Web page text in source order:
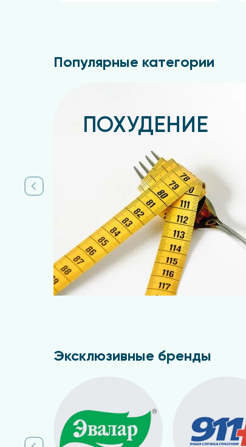
Популярные категории
ПОХУДЕНИЕ
Эксклюзивные бренды